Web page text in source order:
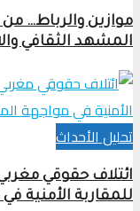
موازين والرباط…
المشهد الثقافي
تحلیل الأحداث
ائتلاف حقوقي
للمقاربة الأمنية